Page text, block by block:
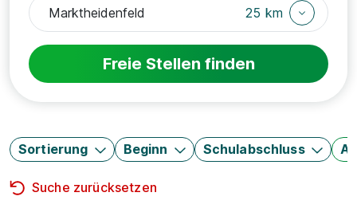
25 km
Freie Stellen finden
Sortierung Beginn Schulabschluss
Suche zurücksetzen